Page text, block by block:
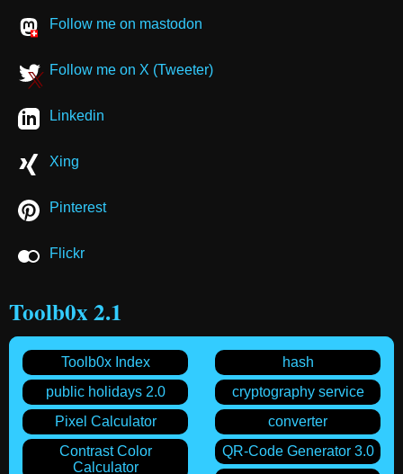
Follow me on mastodon
Follow me on X (Tweeter)
Linkedin
Xing
Pinterest
Flickr
Toolb0x 2.1
hash
cryptography service
converter
QR-Code Generator 3.0
Toolb0x Index
public holidays 2.0
Pixel Calculator
Contrast Color
Calculator